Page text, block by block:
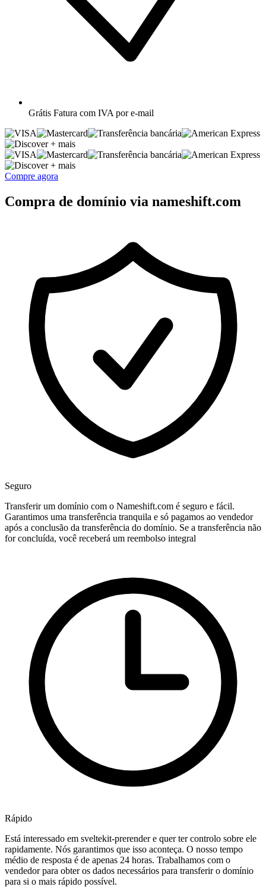
Grátis Fatura com IVA por e-mail
+ mais
+ mais
Compre agora
Compra de domínio via nameshift.com
Seguro
Transferir um domínio com o Nameshift.com é seguro e fácil.
Garantimos uma transferência tranquila e só pagamos ao vendedor
após a conclusão da transferência do domínio. Se a transferência não
for concluída, você receberá um reembolso integral
Rápido
Está interessado em sveltekit-prerender e quer ter controlo sobre ele
rapidamente. Nós garantimos que isso aconteça. O nosso tempo
médio de resposta é de apenas 24 horas. Trabalhamos com o
vendedor para obter os dados necessários para transferir o domínio
para si o mais rápido possível.